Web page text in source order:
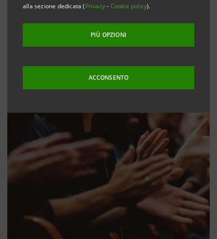
alla sezione dedicata (Privacy- Cookie policy).
PIÙ OPZIONI
ACCONSENTO